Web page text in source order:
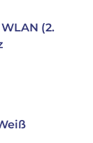
(2.